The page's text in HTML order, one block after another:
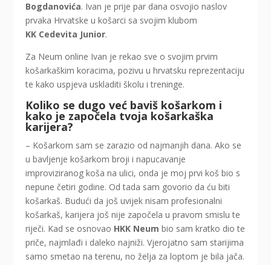
Bogdanovića. Ivan je prije par dana osvojio naslov
prvaka Hrvatske u košarci sa svojim klubom
KK Cedevita Junior.
Za Neum online Ivan je rekao sve o svojim prvim
košarkaškim koracima, pozivu u hrvatsku reprezentaciju
te kako uspjeva uskladiti školu i treninge.
Koliko se dugo već baviš košarkom i
kako je započela tvoja košarkaška
karijera?
– Košarkom sam se zarazio od najmanjih dana. Ako se
u bavljenje košarkom broji i napucavanje
improviziranog koša na ulici, onda je moj prvi koš bio s
nepune četiri godine. Od tada sam govorio da ću biti
košarkaš. Budući da još uvijek nisam profesionalni
košarkaš, karijera još nije započela u pravom smislu te
riječi. Kad se osnovao HKK Neum bio sam kratko dio te
priče, najmlađi i daleko najniži. Vjerojatno sam starijima
samo smetao na terenu, no želja za loptom je bila jača.